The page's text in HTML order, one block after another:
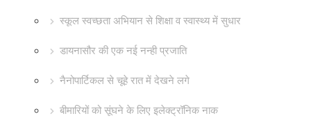
स्कूल स्वच्छता अभियान से शिक्षा व स्वास्थ्य में सुधार
डायनासौर की एक नई नन्ही प्रजाति
नैनोपार्टिकल से चूहे रात में देखने लगे
बीमारियों को सूंघने के लिए इलेक्ट्रॉनिक नाक